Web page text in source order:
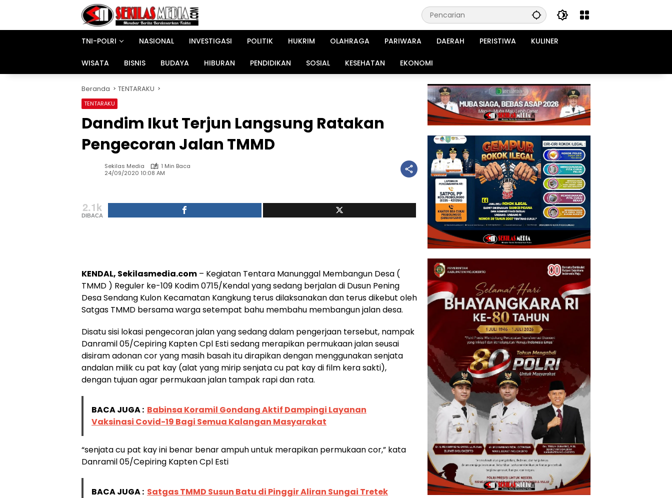
TNI-POLRI
NASIONAL INVESTIGASI POLITIK HUKRIM OLAHRAGA PARIWARA DAERAH PERISTIWA KULINER
WISATA BISNIS BUDAYA HIBURAN PENDIDIKAN SOSIAL KESEHATAN EKONOMI
Beranda TENTARAKU
TENTARAKU
Dandim Ikut Terjun Langsung Ratakan
Pengecoran Jalan TMMD
Sekilas Media
1 Min Baca
24/09/2020 10:08 AM
2.1k
DIBACA
KENDAL, Sekilasmedia.com – Kegiatan Tentara Manunggal Membangun Desa (
TMMD ) Reguler ke-109 Kodim 0715/Kendal yang sedang berjalan di Dusun Pening
Desa Sendang Kulon Kecamatan Kangkung terus dilaksanakan dan terus dikebut oleh
Satgas TMMD bersama warga setempat bahu membahu membangun jalan desa.
Disatu sisi lokasi pengecoran jalan yang sedang dalam pengerjaan tersebut, nampak
Danramil 05/Cepiring Kapten Cpl Esti sedang merapikan permukaan jalan seusai
disiram adonan cor yang masih basah itu dirapikan dengan menggunakan senjata
andalan milik cu pat kay (alat yang mirip senjata cu pat kay di film kera sakti),
dengan tujuan agar permukaan jalan tampak rapi dan rata.
BACA JUGA : Babinsa Koramil Gondang Aktif Dampingi Layanan
Vaksinasi Covid-19 Bagi Semua Kalangan Masyarakat
“senjata cu pat kay ini benar benar ampuh untuk merapikan permukaan cor,” kata
Danramil 05/Cepiring Kapten Cpl Esti
BACA JUGA : Satgas TMMD Susun Batu di Pinggir Aliran Sungai Tretek